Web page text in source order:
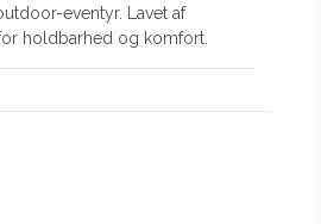
eventyr. Lavet af
holdbarhed og komfort.